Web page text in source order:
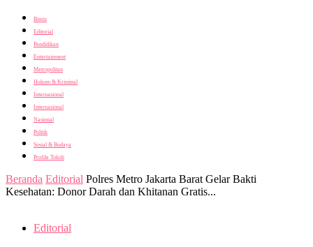
Bisnis
Editorial
Pendidikan
Entertainment
Metropolitan
Hukum & Kriminal
Internasional
Internasional
Nasional
Politik
Sosial & Budaya
Profile Tokoh
Beranda Editorial Polres Metro Jakarta Barat Gelar Bakti
Kesehatan: Donor Darah dan Khitanan Gratis...
Editorial